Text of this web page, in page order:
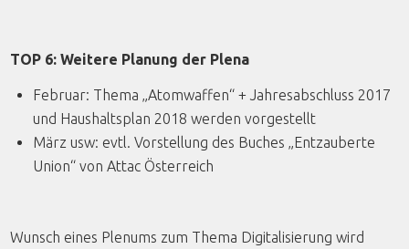
TOP 6: Weitere Planung der Plena
Februar: Thema „Atomwaffen“ + Jahresabschluss 2017
und Haushaltsplan 2018 werden vorgestellt
März usw: evtl. Vorstellung des Buches „Entzauberte
Union“ von Attac Österreich
Wunsch eines Plenums zum Thema Digitalisierung wird